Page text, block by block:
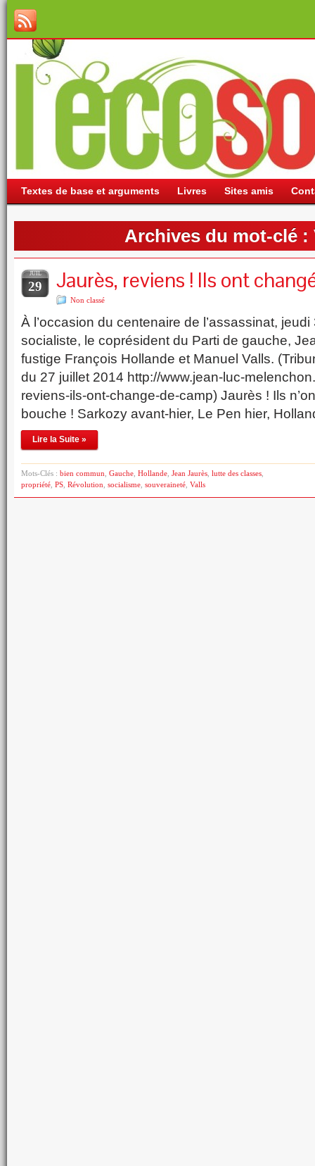
Textes de base et arguments Livres Sites amis
Archives du mot-clé :
JUIL
29 Jaurès, reviens ! Ils ont
Non classé
À l’occasion du centenaire de l’assassinat,
socialiste, le coprésident du Parti de gauche,
fustige François Hollande et Manuel Valls.
du 27 juillet 2014 http://www.jean-luc-
reviens-ils-ont-change-de-camp) Jaurès ! Ils
bouche ! Sarkozy avant-hier, Le Pen hier,
Lire la Suite »
Mots-Clés : bien commun Gauche Hollande Jean Jaurès lutte des classes
propriété PS Révolution socialisme souveraineté Valls